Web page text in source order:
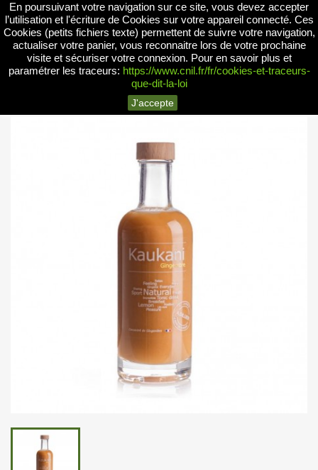
 
search
En poursuivant votre navigation sur ce site, vous devez accepter
l’utilisation et l'écriture de Cookies sur votre appareil connecté. Ces
Cookies (petits fichiers texte) permettent de suivre votre navigation,
actualiser votre panier, vous reconnaitre lors de votre prochaine
visite et sécuriser votre connexion. Pour en savoir plus et
paramétrer les traceurs: https://www.cnil.fr/fr/cookies-et-traceurs-
que-dit-la-loi
J'accepte